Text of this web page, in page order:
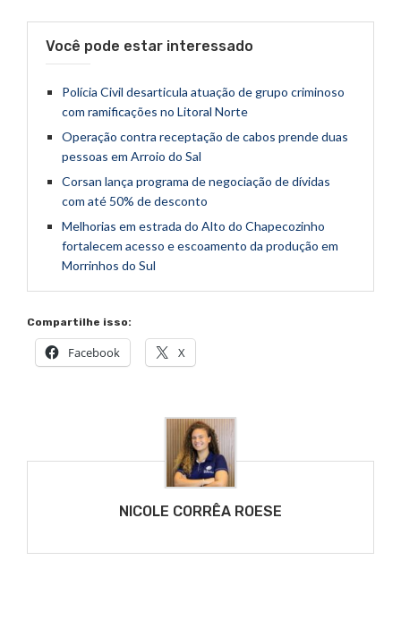
Você pode estar interessado
Polícia Civil desarticula atuação de grupo criminoso
com ramificações no Litoral Norte
Operação contra receptação de cabos prende duas
pessoas em Arroio do Sal
Corsan lança programa de negociação de dívidas
com até 50% de desconto
Melhorias em estrada do Alto do Chapecozinho
fortalecem acesso e escoamento da produção em
Morrinhos do Sul
Compartilhe isso:
Facebook X
NICOLE CORRÊA ROESE